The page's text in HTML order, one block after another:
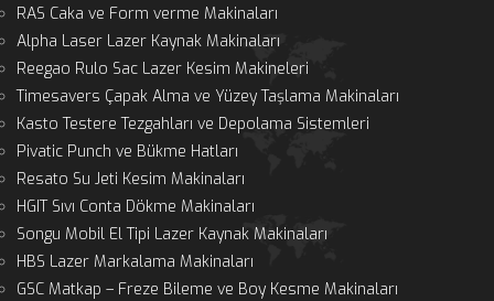
RAS Caka ve Form verme Makinaları
Alpha Laser Lazer Kaynak Makinaları
Reegao Rulo Sac Lazer Kesim Makineleri
Timesavers Çapak Alma ve Yüzey Taşlama Makinaları
Kasto Testere Tezgahları ve Depolama Sistemleri
Pivatic Punch ve Bükme Hatları
Resato Su Jeti Kesim Makinaları
HGIT Sıvı Conta Dökme Makinaları
Songu Mobil El Tipi Lazer Kaynak Makinaları
HBS Lazer Markalama Makinaları
GSC Matkap – Freze Bileme ve Boy Kesme Makinaları